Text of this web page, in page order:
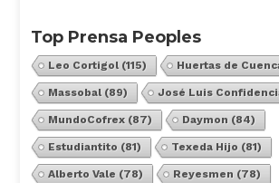
Top Prensa Peoples
Leo Cortigol(115) Huertas de
Massobal(89) José Luis
MundoCofrex(87) Daymon (84)
Estudiantito (81) Texeda Hijo (81)
Alberto Vale (78) Reyesmen (78)